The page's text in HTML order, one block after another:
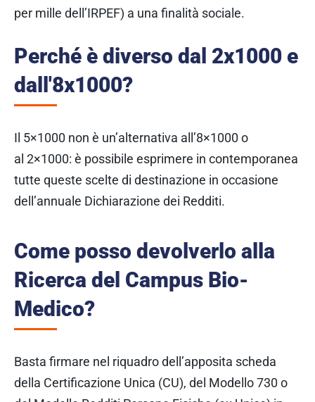
per mille dell’IRPEF) a una finalità sociale.
Perché è diverso dal 2x1000 e
dall'8x1000?
Il 5×1000 non è un’alternativa all’8×1000 o
al 2×1000: è possibile esprimere in contemporanea
tutte queste scelte di destinazione in occasione
dell’annuale Dichiarazione dei Redditi.
Come posso devolverlo alla
Ricerca del Campus Bio-
Medico?
Basta firmare nel riquadro dell’apposita scheda
della Certificazione Unica (CU), del Modello 730 o